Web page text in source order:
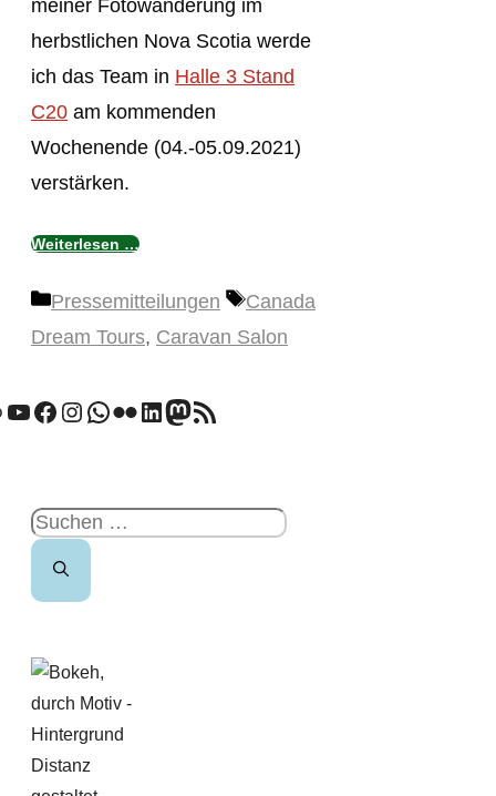
meiner Fotowanderung im
herbstlichen Nova Scotia werde
ich das Team in Halle 3 Stand
C20 am kommenden
Wochenende (04.-05.09.2021)
verstärken.
Weiterlesen …
Kategorien
Pressemitteilungen Schlagwörter
Canada
Dream Tours, Caravan Salon
YouTube
Facebook
Instagram
WhatsApp
FlickrLinkedIn
Mastodon
RSS-Feed
Suchen
nach: